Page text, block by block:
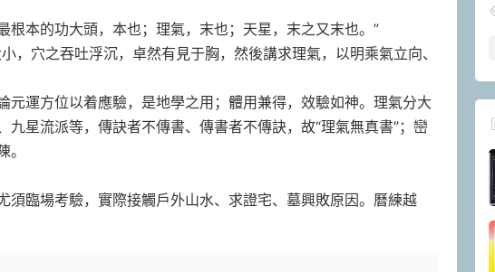
本的功大頭，本也；理氣，末也；天星，末之又末也。”
，穴之吞吐浮沉，卓然有見于胸，然後講求理氣，以明乘氣立向、
運方位以着應驗，是地學之用；體用兼得，效驗如神。理氣分大
星流派等，傳訣者不傳書、傳書者不傳訣，故“理氣無真書”；巒
臨場考驗，實際接觸戶外山水、求證宅、墓興敗原因。曆練越